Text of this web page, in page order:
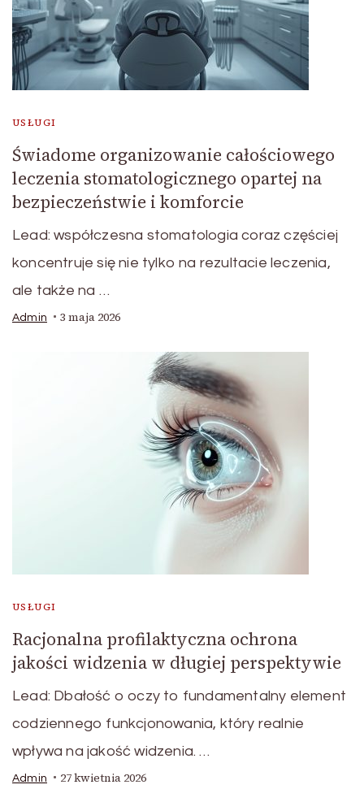
USŁUGI
Świadome organizowanie całościowego
leczenia stomatologicznego opartej na
bezpieczeństwie i komforcie
Lead: współczesna stomatologia coraz częściej
koncentruje się nie tylko na rezultacie leczenia,
ale także na …
Admin 3 maja 2026
USŁUGI
Racjonalna profilaktyczna ochrona
jakości widzenia w długiej perspektywie
Lead: Dbałość o oczy to fundamentalny element
codziennego funkcjonowania, który realnie
wpływa na jakość widzenia. …
Admin 27 kwietnia 2026